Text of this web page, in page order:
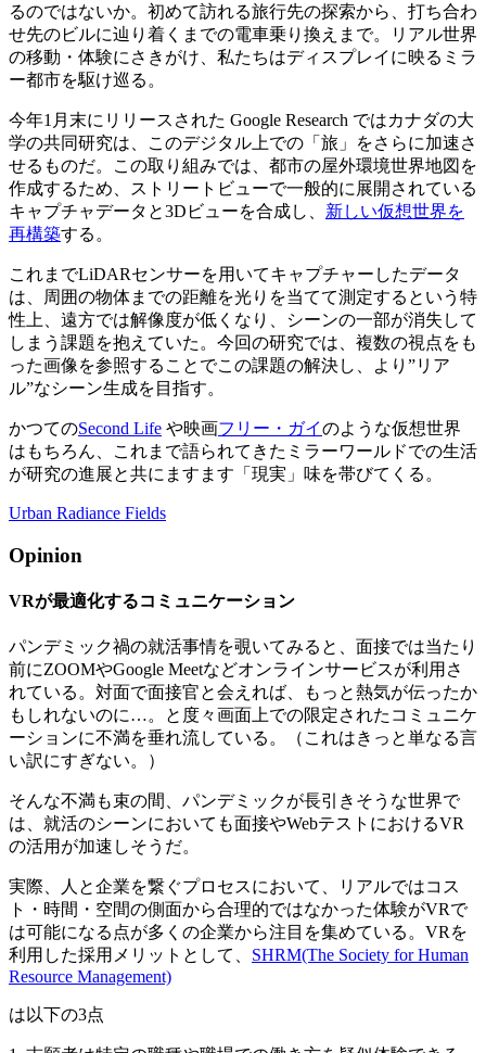
るのではないか。初めて訪れる旅行先の探索から、打ち合わ
せ先のビルに辿り着くまでの電車乗り換えまで。リアル世界
の移動・体験にさきがけ、私たちはディスプレイに映るミラ
ー都市を駆け巡る。
今年1月末にリリースされた Google Research ではカナダの大
学の共同研究は、このデジタル上での「旅」をさらに加速さ
せるものだ。この取り組みでは、都市の屋外環境世界地図を
作成するため、ストリートビューで一般的に展開されている
キャプチャデータと3Dビューを合成し、 新しい仮想世界を
再構築する。
これまでLiDARセンサーを用いてキャプチャーしたデータ
は、周囲の物体までの距離を光りを当てて測定するという特
性上、遠方では解像度が低くなり、シーンの一部が消失して
しまう課題を抱えていた。今回の研究では、複数の視点をも
った画像を参照することでこの課題の解決し、より”リア
ル”なシーン生成を目指す。
かつてのSecond Life や映画フリー・ガイのような仮想世界
はもちろん、これまで語られてきたミラーワールドでの生活
が研究の進展と共にますます「現実」味を帯びてくる。
Urban Radiance Fields
Opinion
VRが最適化するコミュニケーション
パンデミック禍の就活事情を覗いてみると、面接では当たり
前にZOOMやGoogle Meetなどオンラインサービスが利用さ
れている。対面で面接官と会えれば、もっと熱気が伝ったか
もしれないのに…。と度々画面上での限定されたコミュニケ
ーションに不満を垂れ流している。（これはきっと単なる言
い訳にすぎない。）
そんな不満も束の間、パンデミックが長引きそうな世界で
は、就活のシーンにおいても面接やWebテストにおけるVR
の活用が加速しそうだ。
実際、人と企業を繋ぐプロセスにおいて、リアルではコス
ト・時間・空間の側面から合理的ではなかった体験がVRで
は可能になる点が多くの企業から注目を集めている。VRを
利用した採用メリットとして、 SHRM(The Society for Human
Resource Management)
は以下の3点